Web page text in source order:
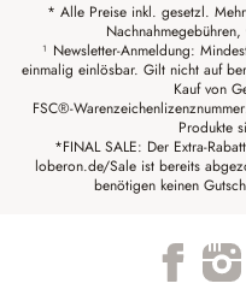
* Alle Preise inkl. gesetzl.
¹ Newsletter-Anmeldung:
einmalig einlösbar. Gilt nicht auf
Kauf von
FSC®-
Produkte
*FINAL SALE: Der Extra-
loberon.de/Sale ist bereits
benötigen keinen